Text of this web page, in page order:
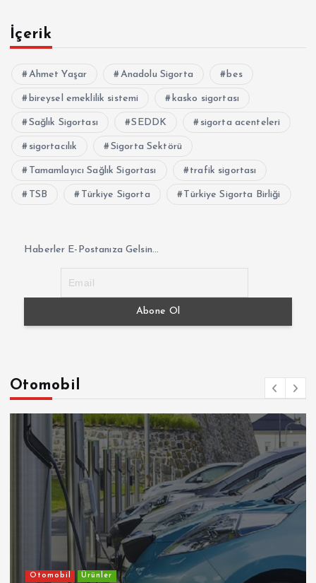
İçerik
Ahmet Yaşar Anadolu Sigorta bes
bireysel emeklilik sistemi kasko sigortası
Sağlık Sigortası SEDDK sigorta acenteleri
sigortacılık Sigorta Sektörü
Tamamlayıcı Sağlık Sigortası trafik sigortası
TSB Türkiye Sigorta Türkiye Sigorta Birliği
Haberler E-Postanıza Gelsin...
Otomobil
Otomobil Ürünler